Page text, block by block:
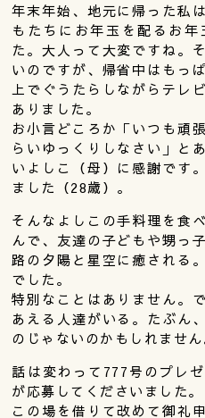
年末年始、地元に帰った私
もたちにお年玉を配るお
た。大人って大変ですね。
いのですが、帰省中はもっ
上でぐうたらしながらテレ
ありました。
お小言どころか「いつも頑
らいゆっくりしなさい」と
いよしこ（母）に感謝です
ました（28歳）。
そんなよしこの手料理を食
んで、友達の子どもや甥っ
路の夕陽と星空に癒される
でした。
特別なことはありません。
あえる人達がいる。たぶん
のじゃないのかもしれません
話は変わって777号のプレ
が応募してくださいました。
この場を借りて改めて御礼